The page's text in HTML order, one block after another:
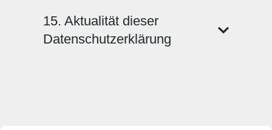
15. Aktualität dieser
Datenschutzerklärung